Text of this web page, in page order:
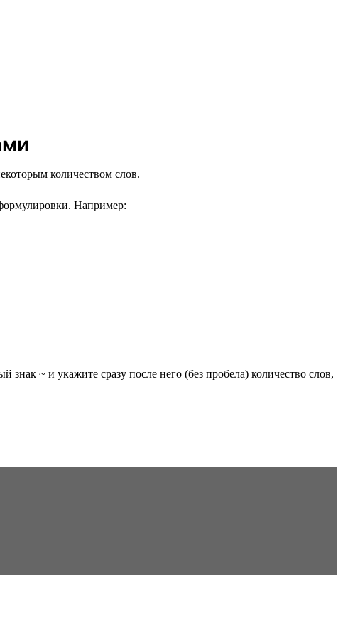
количеством слов.
Например:
~ и укажите сразу после него (без пробела) количество слов,